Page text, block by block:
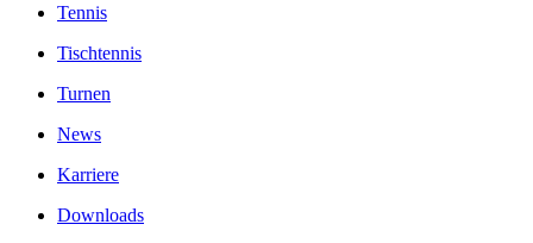
Tennis
Tischtennis
Turnen
News
Karriere
Downloads